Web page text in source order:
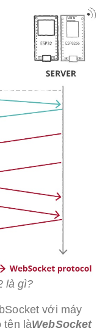
là gì?
với máy
tên làWebSocket